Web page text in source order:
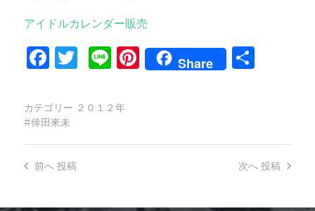
アイドルカレンダー販売
Facebook
Twitter
LinePinterest
Share
共
カテゴリー ２０１２年
倖田來未
次へ 投稿
前へ投稿